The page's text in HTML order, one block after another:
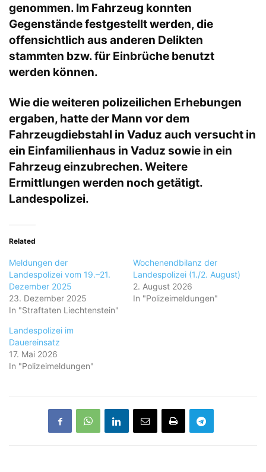
genommen. Im Fahrzeug konnten
Gegenstände festgestellt werden, die
offensichtlich aus anderen Delikten
stammten bzw. für Einbrüche benutzt
werden können.
Wie die weiteren polizeilichen Erhebungen
ergaben, hatte der Mann vor dem
Fahrzeugdiebstahl in Vaduz auch versucht in
ein Einfamilienhaus in Vaduz sowie in ein
Fahrzeug einzubrechen. Weitere
Ermittlungen werden noch getätigt.
Landespolizei.
Related
Meldungen der
Landespolizei vom 19.–21.
Dezember 2025
23. Dezember 2025
In "Straftaten Liechtenstein"
Wochenendbilanz der
Landespolizei (1./2. August)
2. August 2026
In "Polizeimeldungen"
Landespolizei im
Dauereinsatz
17. Mai 2026
In "Polizeimeldungen"